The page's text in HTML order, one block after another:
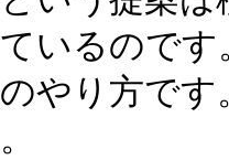
いるので
やり方で